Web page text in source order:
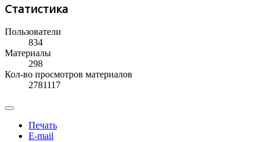
Статистика
Пользователи
834
Материалы
298
Кол-во просмотров материалов
2781117
Печать
E-mail